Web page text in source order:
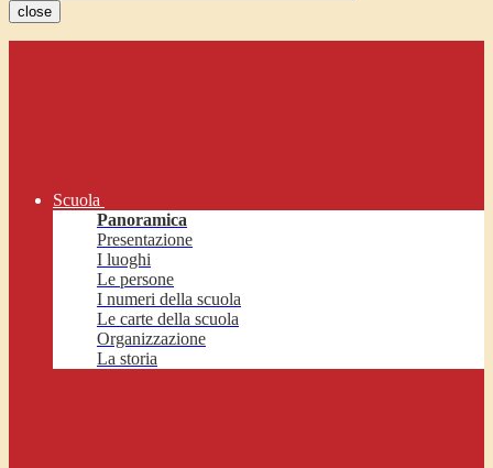
close
Scuola
Panoramica
Presentazione
I luoghi
Le persone
I numeri della scuola
Le carte della scuola
Organizzazione
La storia